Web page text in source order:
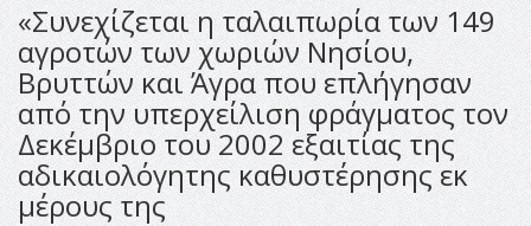
«Συνεχίζεται η ταλαιπωρία των 149
αγροτών των χωριών Νησίου,
Βρυττών και Άγρα που επλήγησαν
από την υπερχείλιση φράγματος τον
Δεκέμβριο του 2002 εξαιτίας της
αδικαιολόγητης καθυστέρησης εκ
μέρους της